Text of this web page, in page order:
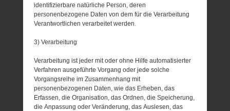
identifizierbare natürliche Person, deren
personenbezogene Daten von dem für die Verarbeitung
Verantwortlichen verarbeitet werden.
3) Verarbeitung
Verarbeitung ist jeder mit oder ohne Hilfe automatisierter
Verfahren ausgeführte Vorgang oder jede solche
Vorgangsreihe im Zusammenhang mit
personenbezogenen Daten, wie das Erheben, das
Erfassen, die Organisation, das Ordnen, die Speicherung,
die Anpassung oder Veränderung, das Auslesen, das